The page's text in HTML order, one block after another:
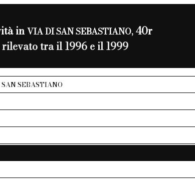
inVIA DI SAN SEBASTIANO,40r
rilevato tra il 1996 e il 1999
SEBASTIANO